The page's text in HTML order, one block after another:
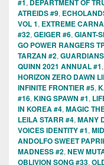
#1, DEPARTMENT OF
ATREIDS #9,
VOL 1, EXTREME
#32, GEIGER #6, GIANT-
GO POWER RANGERS
TARZAN #2,
QUINN 2021 ANNUAL #1,
HORIZON ZERO DAWN
INFINITE FRONTIER #5,
#16, KING SPAWN #1,
IN KOREA #4, MAGIC
LEILA STARR #4, MANY
VOICES IDENTITY #1,
ANDOLFO SWEET
MADNESS #2, NEW
OBLIVION SONG #33,